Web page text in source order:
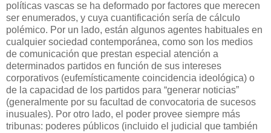
políticas vascas se ha deformado por factores que merecen
ser enumerados, y cuya cuantificación sería de cálculo
polémico. Por un lado, están algunos agentes habituales en
cualquier sociedad contemporánea, como son los medios
de comunicación que prestan especial atención a
determinados partidos en función de sus intereses
corporativos (eufemísticamente coincidencia ideológica) o
de la capacidad de los partidos para “generar noticias”
(generalmente por su facultad de convocatoria de sucesos
inusuales). Por otro lado, el poder provee siempre más
tribunas: poderes públicos (incluido el judicial que también